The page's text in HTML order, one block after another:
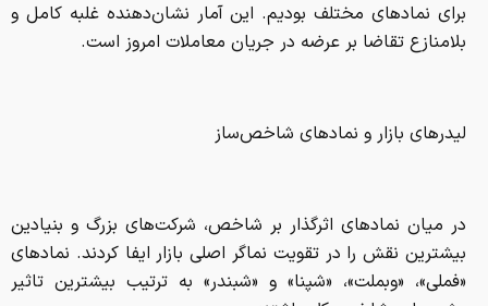
برای نمادهای مختلف بودیم. این آمار نشان‌دهنده غلبه کامل و
بلامنازع تقاضا بر عرضه در جریان معاملات امروز است.
لیدرهای بازار و نمادهای شاخص‌ساز
در میان نمادهای اثرگذار بر شاخص، شرکت‌های بزرگ و بنیادین
بیشترین نقش را در تقویت نماگر اصلی بازار ایفا کردند. نمادهای
«فملی»، «وبملت»، «شپنا» و «شبندر» به ترتیب بیشترین تاثیر